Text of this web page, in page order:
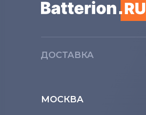
ДОСТАВКА
МОСКВА